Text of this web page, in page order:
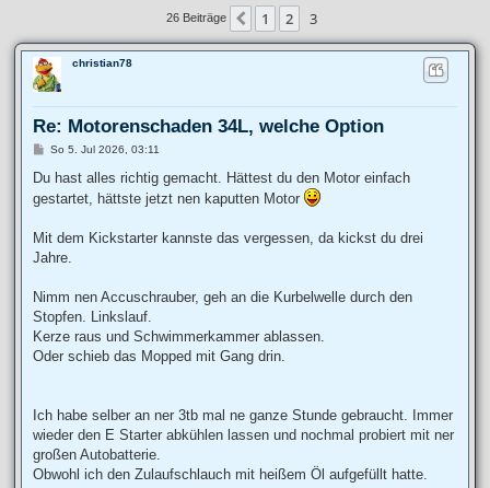
26 Beiträge Vorherige
1 2 3
christian78
Re: Motorenschaden 34L, welche Option
B
r
So 5. Jul 2026, 03:11
Du hast alles richtig gemacht. Hättest du den Motor einfach
gestartet, hättste jetzt nen kaputten Motor
Mit dem Kickstarter kannste das vergessen, da kickst du drei
Jahre.
Nimm nen Accuschrauber, geh an die Kurbelwelle durch den
Stopfen. Linkslauf.
Kerze raus und Schwimmerkammer ablassen.
Oder schieb das Mopped mit Gang drin.
Ich habe selber an ner 3tb mal ne ganze Stunde gebraucht. Immer
wieder den E Starter abkühlen lassen und nochmal probiert mit ner
großen Autobatterie.
Obwohl ich den Zulaufschlauch mit heißem Öl aufgefüllt hatte.